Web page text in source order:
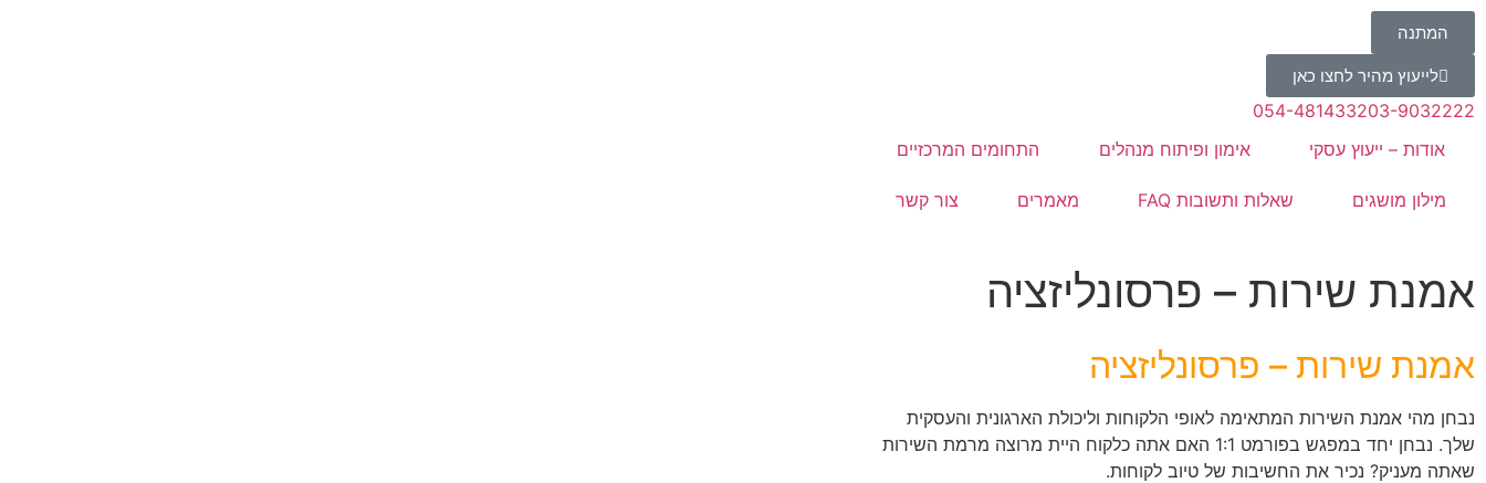
המתנה
לייעוץ מהיר לחצו כאן
03-9032222
054-4814332
אודות – ייעוץ עסקי
אימון ופיתוח מנהלים התחומים המרכזיים
מילון מושגים שאלות ותשובות FAQ מאמרים צור קשר
אמנת שירות – פרסונליזציה
אמנת שירות – פרסונליזציה
נבחן מהי אמנת השירות המתאימה לאופי הלקוחות וליכולת הארגונית והעסקית
שלך. נבחן יחד במפגש בפורמט 1:1 האם אתה כלקוח היית מרוצה מרמת השירות
שאתה מעניק? נכיר את החשיבות של טיוב לקוחות.